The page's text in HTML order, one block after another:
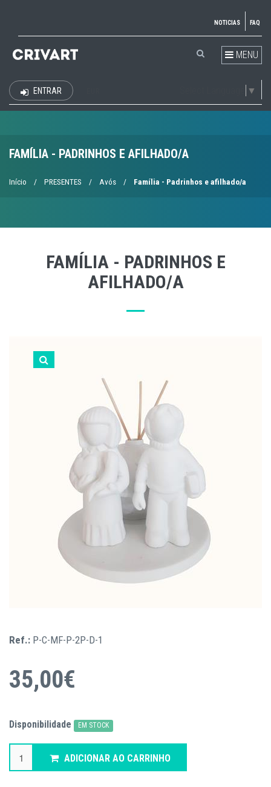
NOTICIAS FAQ
MENU
▼
ENTRAR
FAMÍLIA - PADRINHOS E AFILHADO/A
Início / PRESENTES / Avós / Família - Padrinhos e afilhado/a
FAMÍLIA - PADRINHOS E
AFILHADO/A
Ref.: P-C-MF-P-2P-D-1
35,00€
Disponibilidade EM STOCK
ADICIONAR AO CARRINHO